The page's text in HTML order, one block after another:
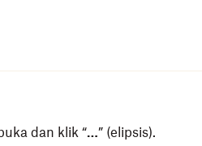
dan klik “…” (elipsis).